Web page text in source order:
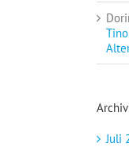
Archiv
Juli